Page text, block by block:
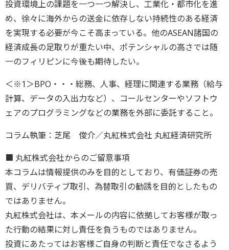
投資環境上の課題を一つ一つ解決し、工業化・都市化を進
め、徐々に海外からの送金に依存しない持続性のある経済
を実現する必要が今こそ高まっている。他のASEAN諸国の
経済成長の足取りが重たい中、ポテンシャルの高さでは随
一のフィリピンに今後も期待したい。
＜※1＞BPO・・・総務、人事、経理に関連する業務（給与
計算、データの入出力など）、コールセンターやソフトウ
ェアのプログラミングなどの業務を外部に委託すること。
コラム執筆：芝尾 俊介／丸紅株式会社 丸紅経済研究所
■ 丸紅株式会社からのご留意事項
本コラムは情報提供のみを目的としており、有価証券の売
買、デリバティブ取引、為替取引の勧誘を目的としたもの
ではありません。
丸紅株式会社は、本メールの内容に依拠してお客様が取っ
た行動の結果に対し責任を負うものではありません。
投資にあたってはお客様ご自身の判断と責任でなさるよう